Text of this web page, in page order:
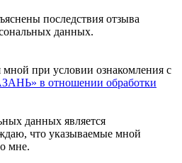
последствия отзыва
данных.
мной при условии ознакомления с
в отношении обработки
данных является
что указываемые мной
мне.